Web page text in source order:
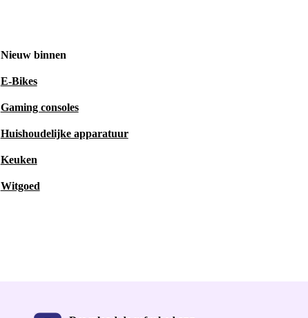
Nieuw binnen
E-Bikes
Gaming consoles
Huishoudelijke apparatuur
Keuken
Witgoed